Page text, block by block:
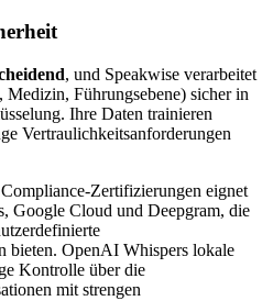
, und Speakwise verarbeitet
Medizin, Führungsebene) sicher in
Ihre Daten trainieren
Vertraulichkeitsanforderungen
Zertifizierungen eignet
Google Cloud und Deepgram, die
bieten. OpenAI Whispers lokale
Kontrolle über die
mit strengen